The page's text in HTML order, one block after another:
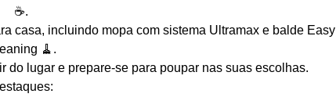
☕️.
casa, incluindo mopa com sistema Ultramax e balde Easy
🧹.
lugar e prepare-se para poupar nas suas escolhas.